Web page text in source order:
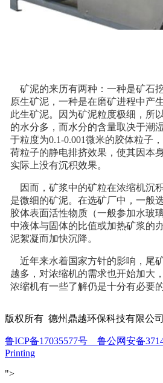
矿泥的来历有两种：一种是矿石
原生矿泥，一种是在磨矿进程中产
此生矿泥。因为矿泥粒度极细，所
的水分多，而水分的含量取决于潮
于粒度为0.1-0.001微米的胶体粒子
荷粒子的静电排挤效果，使其因本
实际上没有沉积效果。
因而，矿浆中的矿粒在浓缩机沉
是微细的矿泥。在选矿厂中，一般
胶体表面活性物质（一般参加水玻
中液体与固体的比值或加热矿浆的
泥絮凝而加快沉降。
近年来水着国家方针的影响，尾
越多，对浓缩机的需求也开始加大
浓缩机有一些了解仍是十分有必要的
版权所有 德州鼎越环保科技有限公
鲁ICP备17035577号 鲁公网安备
Printing
">